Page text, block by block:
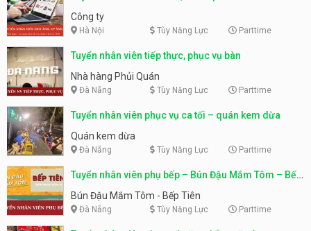
Công ty
Hà Nội Tùy Năng Lực Parttime
Tuyển nhân viên tiếp thực, phục vụ bàn
Nhà hàng Phủi Quán
Đà Nẵng Tùy Năng Lực Parttime
Tuyển nhân viên phục vụ ca tối – quán kem dừa
Quán kem dừa
Đà Nẵng Tùy Năng Lực Parttime
Tuyển nhân viên phụ bếp – Bún Đậu Mắm Tôm – Bếp
Tiên
Bún Đậu Mắm Tôm - Bếp Tiên
Đà Nẵng Tùy Năng Lực Parttime